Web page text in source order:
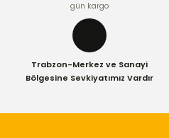
gün kargo
Trabzon-Merkez ve Sanayi
Bölgesine Sevkiyatımız Vardır